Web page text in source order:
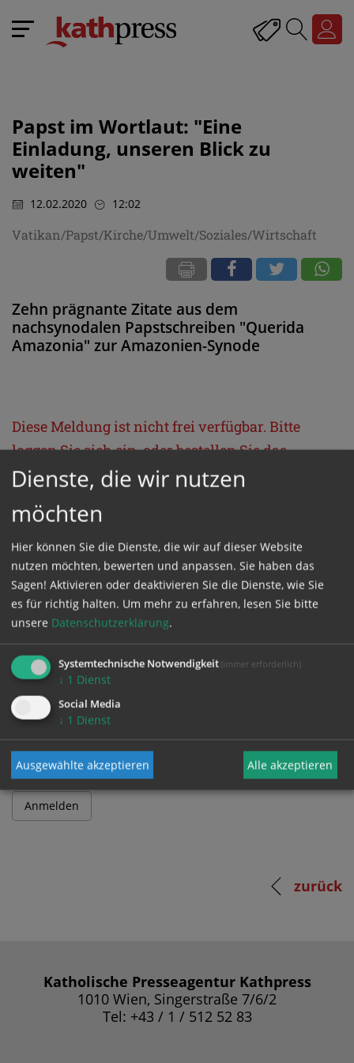
Papst im Wortlaut: "Eine
Einladung, unseren Blick zu
weiten"
12.02.2020 12:02
Vatikan/Papst/Kirche/Umwelt/Soziales/Wirtschaft
Zehn prägnante Zitate aus dem
nachsynodalen Papstschreiben "Querida
Amazonia" zur Amazonien-Synode
Diese Meldung ist nicht frei verfügbar. Bitte
loggen Sie sich ein, oder bestellen Sie das
ProduktKathpress_online.
Bitte melden Sie sich mit Ihrem Benutzernamen
und Passwort an.
Benutzername
Passwort
zurück
Katholische Presseagentur Kathpress
1010 Wien, Singerstraße 7/6/2
Tel: +43 / 1 / 512 52 83
Dienste, die wir nutzen
möchten
Hier können Sie die Dienste, die wir auf dieser Website
nutzen möchten, bewerten und anpassen. Sie haben das
Sagen! Aktivieren oder deaktivieren Sie die Dienste, wie Sie
es für richtig halten. Um mehr zu erfahren, lesen Sie bitte
unsere Datenschutzerklärung.
Systemtechnische Notwendigkeit (immer erforderlich)
↓ 1 Dienst
Social Media
↓ 1 Dienst
Ausgewählte akzeptieren Alle akzeptieren